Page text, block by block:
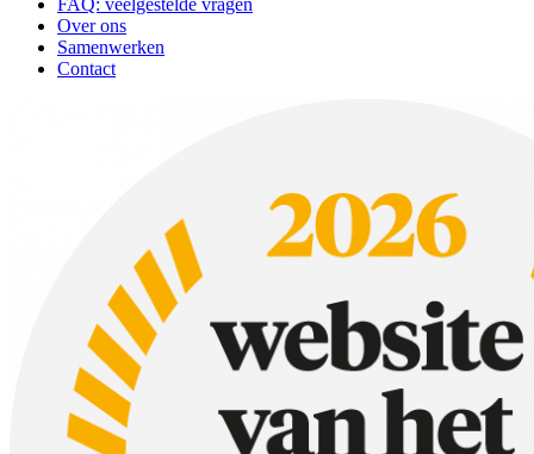
FAQ: veelgestelde vragen
Over ons
Samenwerken
Contact